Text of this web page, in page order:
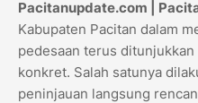
Pacitanupdate.com |
Kabupaten Pacitan dalam
pedesaan terus
konkret. Salah satunya
peninjauan langsung